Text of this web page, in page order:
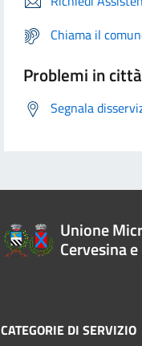
Chiama il
Problemi in città
Segnala
Unione
Cervesina
CATEGORIE DI SERVIZIO